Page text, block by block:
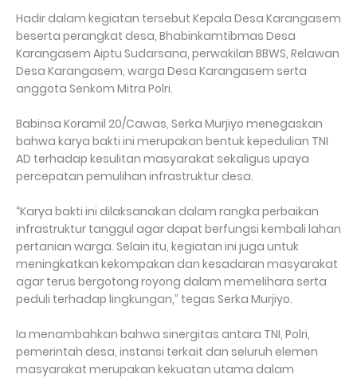
Hadir dalam kegiatan tersebut Kepala Desa Karangasem
beserta perangkat desa, Bhabinkamtibmas Desa
Karangasem Aiptu Sudarsana, perwakilan BBWS, Relawan
Desa Karangasem, warga Desa Karangasem serta
anggota Senkom Mitra Polri.
Babinsa Koramil 20/Cawas, Serka Murjiyo menegaskan
bahwa karya bakti ini merupakan bentuk kepedulian TNI
AD terhadap kesulitan masyarakat sekaligus upaya
percepatan pemulihan infrastruktur desa.
“Karya bakti ini dilaksanakan dalam rangka perbaikan
infrastruktur tanggul agar dapat berfungsi kembali lahan
pertanian warga. Selain itu, kegiatan ini juga untuk
meningkatkan kekompakan dan kesadaran masyarakat
agar terus bergotong royong dalam memelihara serta
peduli terhadap lingkungan,” tegas Serka Murjiyo.
Ia menambahkan bahwa sinergitas antara TNI, Polri,
pemerintah desa, instansi terkait dan seluruh elemen
masyarakat merupakan kekuatan utama dalam